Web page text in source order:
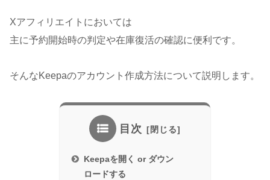
Xアフィリエイトにおいては
主に予約開始時の判定や在庫復活の確認に便利です。
そんなKeepaのアカウント作成方法について説明します。
目次
Keepaを開く or ダウン
ロードする